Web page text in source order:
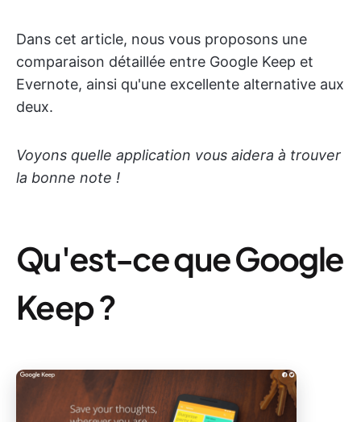
Dans cet article, nous vous proposons une
comparaison détaillée entre Google Keep et
Evernote, ainsi qu'une excellente alternative aux
deux.
Voyons quelle application vous aidera à trouver
la bonne note !
Qu'est-ce que Google
Keep ?